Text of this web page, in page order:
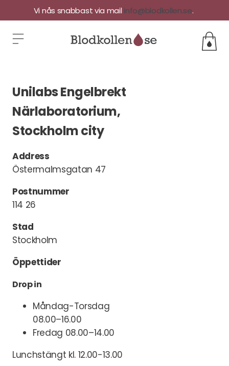
Vi nås snabbast via mail info@blodkollen.se.
Unilabs Engelbrekt
Närlaboratorium,
Stockholm city
Address
Östermalmsgatan 47
Postnummer
114 26
Stad
Stockholm
Öppettider
Drop in
Måndag-Torsdag
08.00–16.00
Fredag 08.00–14.00
Lunchstängt kl. 12.00-13.00